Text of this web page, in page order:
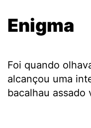
Enigma
Foi quando
alcançou uma
bacalhau assado